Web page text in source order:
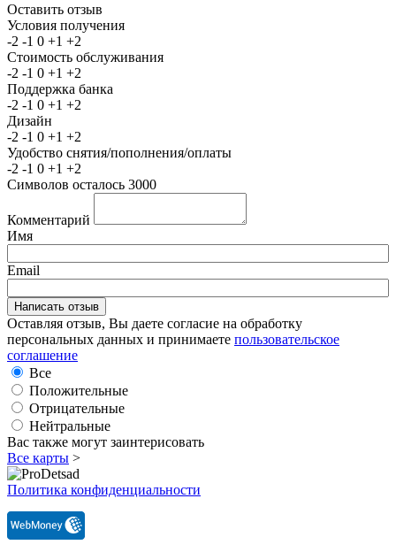
Оставить отзыв
Условия получения
-2 -1 0 +1 +2
Стоимость обслуживания
-2 -1 0 +1 +2
Поддержка банка
-2 -1 0 +1 +2
Дизайн
-2 -1 0 +1 +2
Удобство снятия/пополнения/оплаты
-2 -1 0 +1 +2
Символов осталось 3000
Комментарий
Имя
Email
Оставляя отзыв, Вы даете согласие на обработку
персональных данных и принимаете пользовательское
соглашение
Все
Положительные
Отрицательные
Нейтральные
Вас также могут заинтерисовать
Все карты >
Политика конфиденциальности